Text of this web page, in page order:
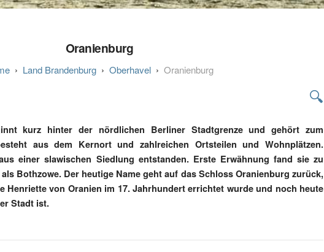
Oranienburg
Land Brandenburg Oberhavel Oranienburg
🔍
kurz hinter der nördlichen Berliner Stadtgrenze und gehört zum
aus dem Kernort und zahlreichen Ortsteilen und Wohnplätzen.
einer slawischen Siedlung entstanden. Erste Erwähnung fand sie zu
Bothzowe. Der heutige Name geht auf das Schloss Oranienburg zurück,
Henriette von Oranien im 17. Jahrhundert errichtet wurde und noch heute
Stadt ist.